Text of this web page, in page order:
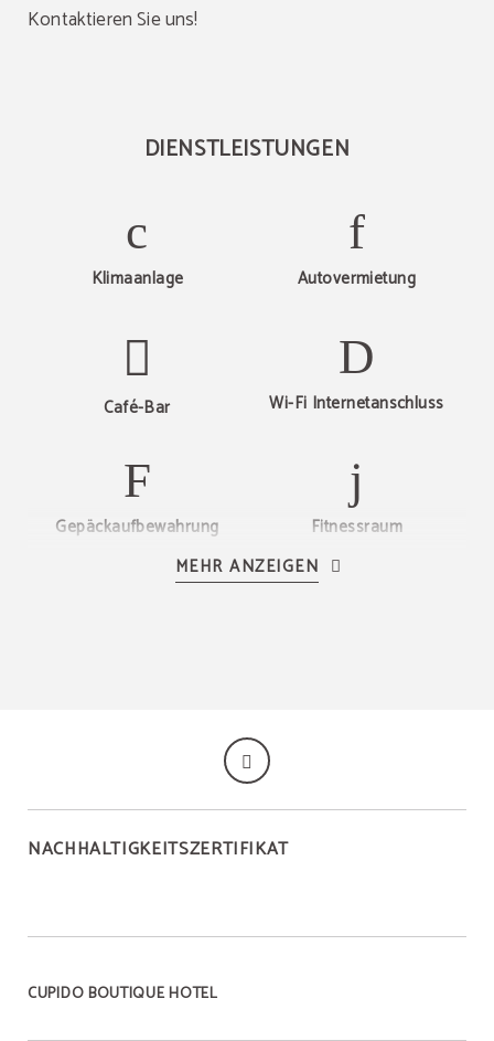
Kontaktieren Sie uns!
DIENSTLEISTUNGEN
Klimaanlage Autovermietung
Café-Bar Wi-Fi Internetanschluss
Gepäckaufbewahrung Fitnessraum
MEHR ANZEIGEN
NACHHALTIGKEITSZERTIFIKAT
CUPIDO BOUTIQUE HOTEL